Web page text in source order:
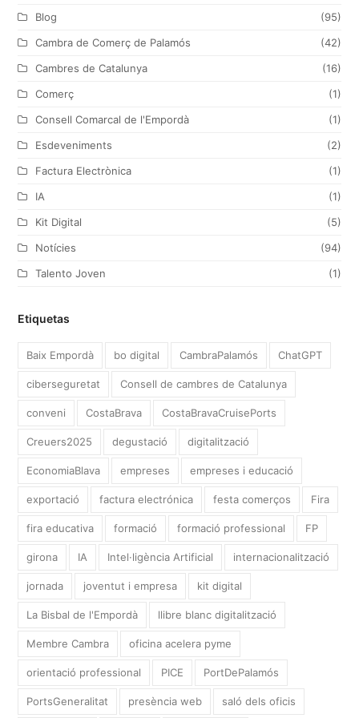
r
o
k
r
a
I
n
Blog
(95)
Cambra de Comerç de Palamós
(42)
Cambres de Catalunya
(16)
Comerç
(1)
Consell Comarcal de l'Empordà
(1)
Esdeveniments
(2)
Factura Electrònica
(1)
IA
(1)
Kit Digital
(5)
Notícies
(94)
Talento Joven
(1)
Etiquetas
Baix Empordà bo digital CambraPalamós ChatGPT
ciberseguretat Consell de cambres de Catalunya
conveni CostaBrava CostaBravaCruisePorts
Creuers2025 degustació digitalització
EconomiaBlava empreses empreses i educació
exportació factura electrónica festa comerços Fira
fira educativa formació formació professional FP
girona IA Intel·ligència Artificial internacionalització
jornada joventut i empresa kit digital
La Bisbal de l'Empordà llibre blanc digitalització
Membre Cambra oficina acelera pyme
orientació professional PICE PortDePalamós
PortsGeneralitat presència web saló dels oficis